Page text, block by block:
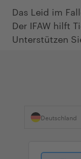
Das Leid im
Der IFAW hilft
Unterstützen
Deutschland